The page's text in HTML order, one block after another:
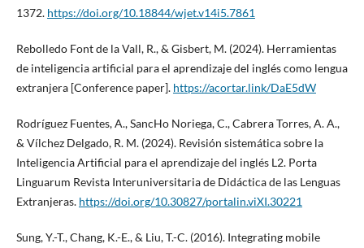
1372. https://doi.org/10.18844/wjet.v14i5.7861
Rebolledo Font de la Vall, R., & Gisbert, M. (2024). Herramientas
de inteligencia artificial para el aprendizaje del inglés como lengua
extranjera [Conference paper]. https://acortar.link/DaE5dW
Rodríguez Fuentes, A., SancHo Noriega, C., Cabrera Torres, A. A.,
& Vílchez Delgado, R. M. (2024). Revisión sistemática sobre la
Inteligencia Artificial para el aprendizaje del inglés L2. Porta
Linguarum Revista Interuniversitaria de Didáctica de las Lenguas
Extranjeras. https://doi.org/10.30827/portalin.viXI.30221
Sung, Y.-T., Chang, K.-E., & Liu, T.-C. (2016). Integrating mobile